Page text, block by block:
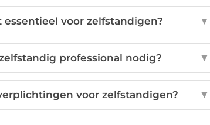
voor zelfstandigen? ▼
professional nodig? ▼
voor zelfstandigen? ▼